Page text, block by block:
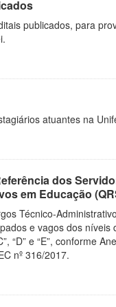
publicados, para
atuantes na
dos
em Educação
Técnico-
e vagos dos níveis
“D” e “E”, conforme
nº 316/2017.